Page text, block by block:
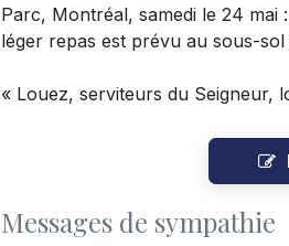
Parc, Montréal, samedi le 24 mai
léger repas est prévu au sous-sol
« Louez, serviteurs du Seigneur,
Messages de sympathie